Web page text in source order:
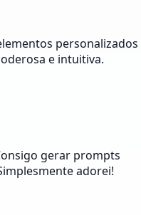
personalizados
e intuitiva.
gerar prompts
adorei!